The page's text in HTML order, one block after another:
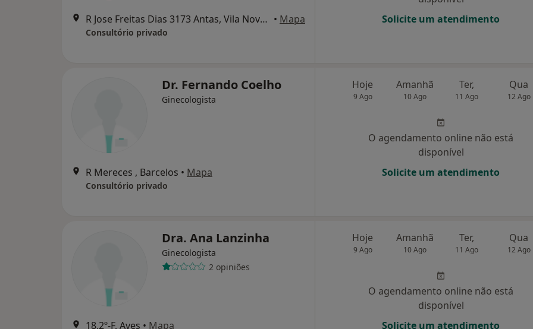
R Jose Freitas Dias 3173 Antas, Vila Nova de Famalicão • Mapa
Consultório privado
Solicite um atendimento
Dr. Fernando Coelho
Ginecologista
R Mereces , Barcelos • Mapa
Consultório privado
Hoje
9 Ago
Amanhã
10 Ago
Ter,
11 Ago
Qua
12 Ago
O agendamento online não está
disponível
Solicite um atendimento
Dra. Ana Lanzinha
Ginecologista
2 opiniões
18,2º-F, Aves • Mapa
Hoje
9 Ago
Amanhã
10 Ago
Ter,
11 Ago
Qua
12 Ago
O agendamento online não está
disponível
Solicite um atendimento